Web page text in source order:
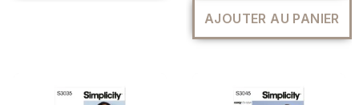
AJOUTER AU PANIER